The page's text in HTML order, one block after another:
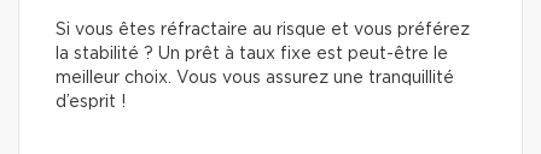
Si vous êtes réfractaire au risque et vous préférez
la stabilité ? Un prêt à taux fixe est peut-être le
meilleur choix. Vous vous assurez une tranquillité
d’esprit !